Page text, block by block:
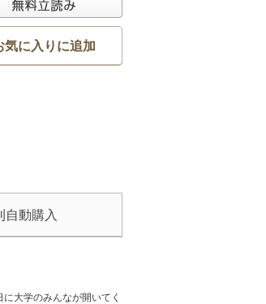
気に入りに追加
自動購入
大学のみんなが開いてく